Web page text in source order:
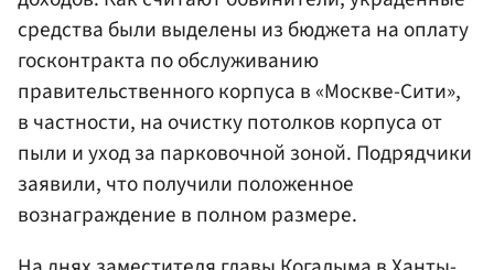
средства были выделены из бюджета на оплату
госконтракта по обслуживанию
правительственного корпуса в «Москве-Сити»,
в частности, на очистку потолков корпуса от
пыли и уход за парковочной зоной. Подрядчики
заявили, что получили положенное
вознаграждение в полном размере.